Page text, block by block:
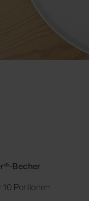
Becher
Portionen